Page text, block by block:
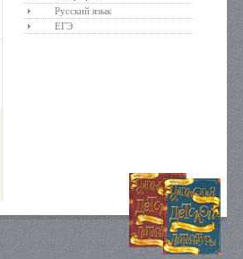
Русский язык
ЕГЭ